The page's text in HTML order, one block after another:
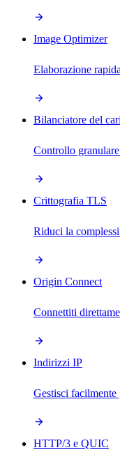
Image Optimizer
Elaborazione
Bilanciatore del
Controllo
Crittografia TLS
Riduci la
Origin Connect
Connettiti
Indirizzi IP
Gestisci
HTTP/3 e QUIC